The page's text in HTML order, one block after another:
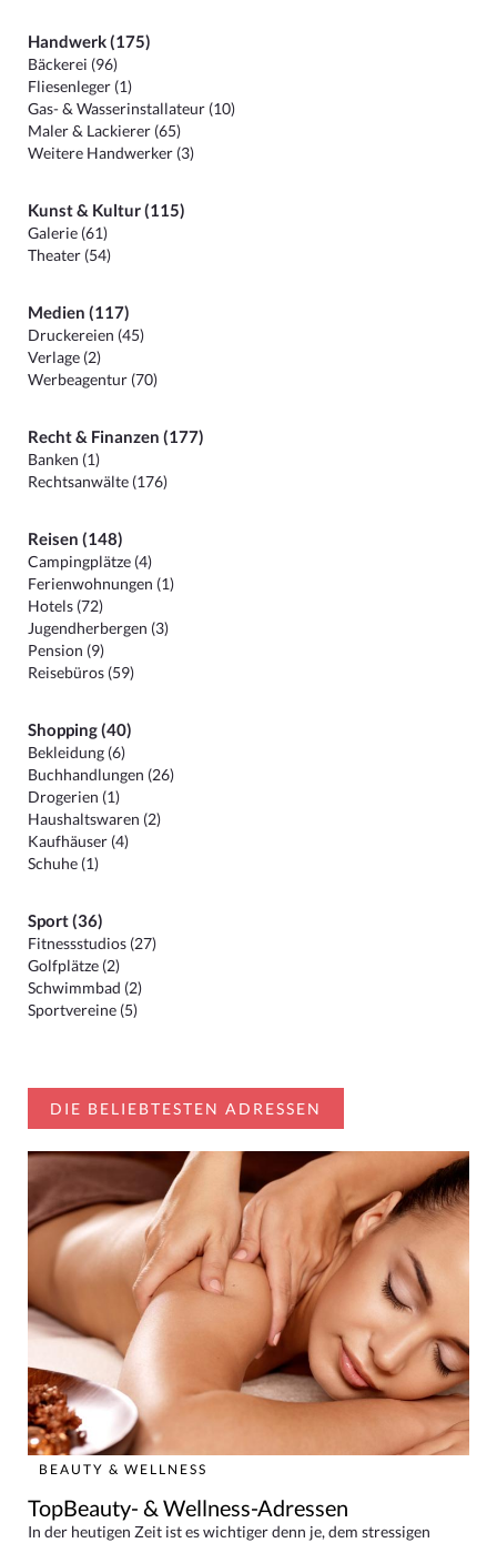
Handwerk (175)
Bäckerei (96)
Fliesenleger (1)
Gas- & Wasserinstallateur (10)
Maler & Lackierer (65)
Weitere Handwerker (3)
Kunst & Kultur (115)
Galerie (61)
Theater (54)
Medien (117)
Druckereien (45)
Verlage (2)
Werbeagentur (70)
Recht & Finanzen (177)
Banken (1)
Rechtsanwälte (176)
Reisen (148)
Campingplätze (4)
Ferienwohnungen (1)
Hotels (72)
Jugendherbergen (3)
Pension (9)
Reisebüros (59)
Shopping (40)
Bekleidung (6)
Buchhandlungen (26)
Drogerien (1)
Haushaltswaren (2)
Kaufhäuser (4)
Schuhe (1)
Sport (36)
Fitnessstudios (27)
Golfplätze (2)
Schwimmbad (2)
Sportvereine (5)
DIE BELIEBTESTEN ADRESSEN
BEAUTY & WELLNESS
TopBeauty- & Wellness-Adressen
In der heutigen Zeit ist es wichtiger denn je, dem stressigen